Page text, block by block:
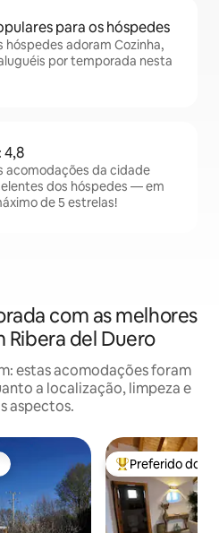
para os hóspedes
hóspedes adoram Cozinha,
por temporada nesta
4,8
acomodações da cidade
dos hóspedes — em
de 5 estrelas!
com as melhores
Ribera del Duero
estas acomodações foram
a localização, limpeza e
aspectos.
dos hóspedes Entre os
Preferido dos